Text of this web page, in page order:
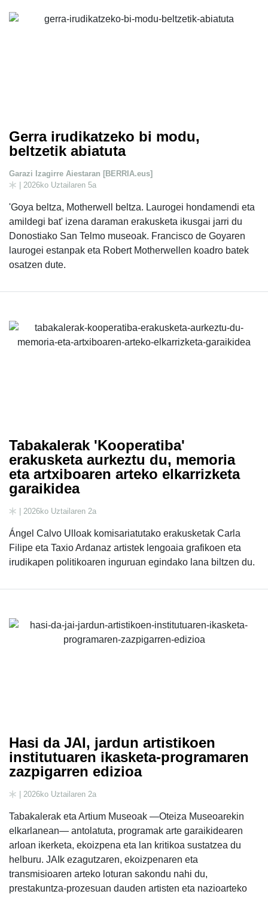
Gerra irudikatzeko bi modu,
beltzetik abiatuta
Garazi Izagirre Aiestaran [BERRIA.eus]
| 2026ko Uztailaren 5a
'Goya beltza, Motherwell beltza. Laurogei hondamendi eta
amildegi bat' izena daraman erakusketa ikusgai jarri du
Donostiako San Telmo museoak. Francisco de Goyaren
laurogei estanpak eta Robert Motherwellen koadro batek
osatzen dute.
Tabakalerak 'Kooperatiba'
erakusketa aurkeztu du, memoria
eta artxiboaren arteko elkarrizketa
garaikidea
| 2026ko Uztailaren 2a
Ángel Calvo Ulloak komisariatutako erakusketak Carla
Filipe eta Taxio Ardanaz artistek lengoaia grafikoen eta
irudikapen politikoaren inguruan egindako lana biltzen du.
Hasi da JAI, jardun artistikoen
institutuaren ikasketa-programaren
zazpigarren edizioa
| 2026ko Uztailaren 2a
Tabakalerak eta Artium Museoak —Oteiza Museoarekin
elkarlanean— antolatuta, programak arte garaikidearen
arloan ikerketa, ekoizpena eta lan kritikoa sustatzea du
helburu. JAIk ezagutzaren, ekoizpenaren eta
transmisioaren arteko loturan sakondu nahi du,
prestakuntza-prozesuan dauden artisten eta nazioarteko